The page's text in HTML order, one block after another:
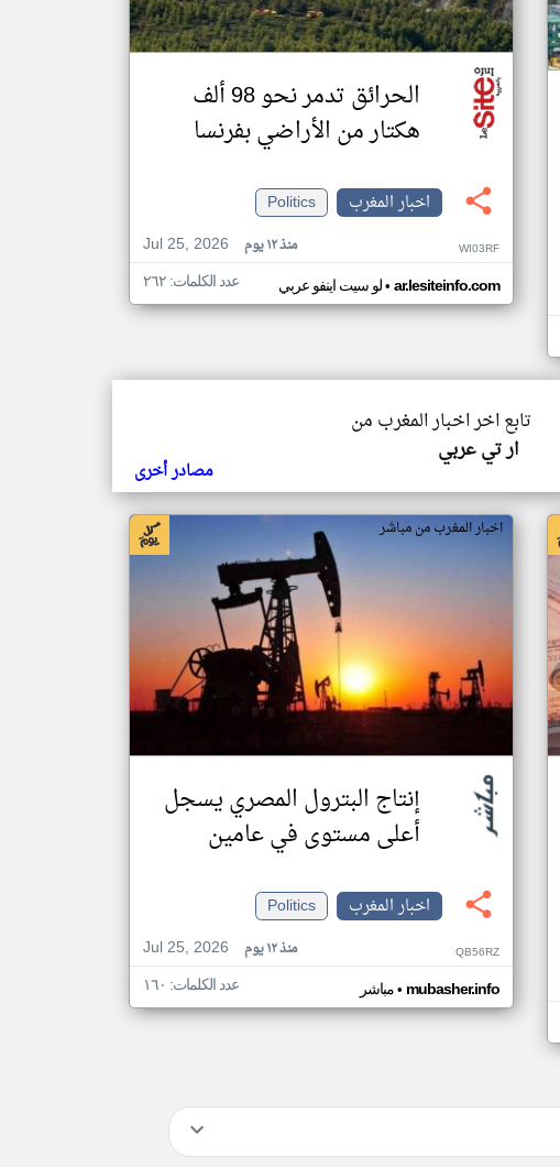
الحرائق تدمر نحو 98 ألف
هكتار من الأراضي بفرنسا
اخبار المغرب
Politics
Jul 25, 2026
منذ ١٢ يوم WI03RF
لو سيت اينفو عربي• ar.lesiteinfo.com عدد الكلمات: ٢٦٢
تابع اخر اخبار المغرب من
ار تي عربي
مصادر أخرى
اخبار المغرب من مباشر
إنتاج البترول المصري يسجل
أعلى مستوى في عامين
اخبار المغرب
Politics
Jul 25, 2026
منذ ١٢ يوم QB56RZ
مباشر• mubasher.info عدد الكلمات: ١٦٠